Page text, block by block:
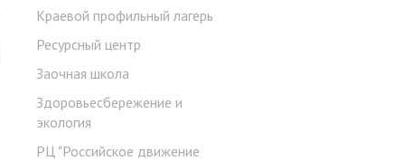
Краевой профильный лагерь
Ресурсный центр
Заочная школа
Здоровьесбережение и
экология
РЦ "Российское движение